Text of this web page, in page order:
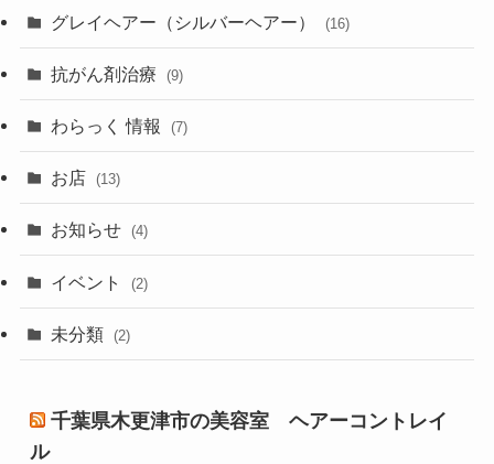
グレイヘアー（シルバーヘアー） (16)
抗がん剤治療 (9)
わらっく 情報 (7)
お店 (13)
お知らせ (4)
イベント (2)
未分類 (2)
千葉県木更津市の美容室 ヘアーコントレイ
ル